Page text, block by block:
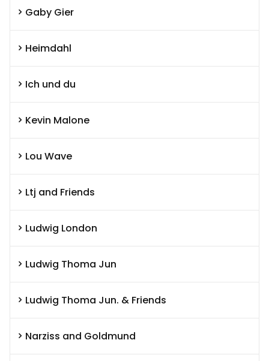
Gaby Gier
Heimdahl
Ich und du
Kevin Malone
Lou Wave
Ltj and Friends
Ludwig London
Ludwig Thoma Jun
Ludwig Thoma Jun. & Friends
Narziss and Goldmund